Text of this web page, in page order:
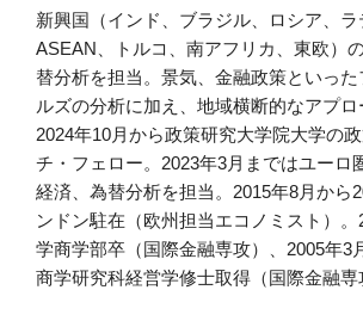
新興国（インド、ブラジル、ロシア、ラ
ASEAN、トルコ、南アフリカ、東欧）
替分析を担当。景気、金融政策といった
ルズの分析に加え、地域横断的なアプロ
2024年10月から政策研究大学院大学の
チ・フェロー。2023年3月まではユーロ
経済、為替分析を担当。2015年8月から
ンドン駐在（欧州担当エコノミスト）
学商学部卒（国際金融専攻）、2005年3
商学研究科経営学修士取得（国際金融専